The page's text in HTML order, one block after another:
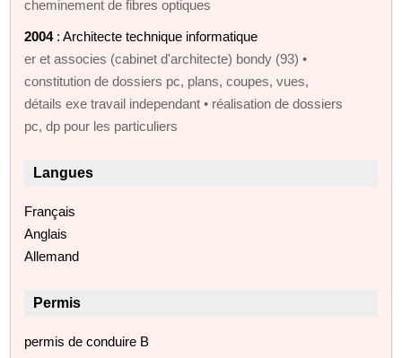
cheminement de fibres optiques
2004: Architecte technique informatique
er et associes (cabinet d'architecte) bondy (93) •
constitution de dossiers pc, plans, coupes, vues,
détails exe travail independant • réalisation de dossiers
pc, dp pour les particuliers
Langues
Français
Anglais
Allemand
Permis
permis de conduire B